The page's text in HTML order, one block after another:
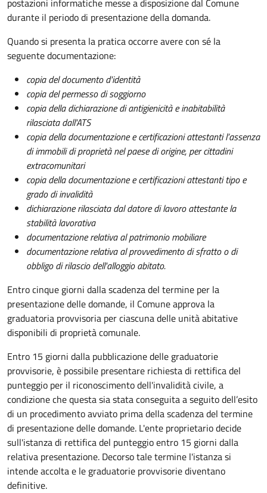
postazioni informatiche messe a disposizione dal Comune
durante il periodo di presentazione della domanda.
Quando si presenta la pratica occorre avere con sé la
seguente documentazione:
copia del documento d'identità
copia del permesso di soggiorno
copia della dichiarazione di antigienicità e inabitabilità
rilasciata dall'ATS
copia della documentazione e certificazioni attestanti l’assenza
di immobili di proprietà nel paese di origine, per cittadini
extracomunitari
copia della documentazione e certificazioni attestanti tipo e
grado di invalidità
dichiarazione rilasciata dal datore di lavoro attestante la
stabilità lavorativa
documentazione relativa al patrimonio mobiliare
documentazione relativa al provvedimento di sfratto o di
obbligo di rilascio dell'alloggio abitato.
Entro cinque giorni dalla scadenza del termine per la
presentazione delle domande, il Comune approva la
graduatoria provvisoria per ciascuna delle unità abitative
disponibili di proprietà comunale.
Entro 15 giorni dalla pubblicazione delle graduatorie
provvisorie, è possibile presentare richiesta di rettifica del
punteggio per il riconoscimento dell'invalidità civile, a
condizione che questa sia stata conseguita a seguito dell’esito
di un procedimento avviato prima della scadenza del termine
di presentazione delle domande. L'ente proprietario decide
sull'istanza di rettifica del punteggio entro 15 giorni dalla
relativa presentazione. Decorso tale termine l'istanza si
intende accolta e le graduatorie provvisorie diventano
definitive.